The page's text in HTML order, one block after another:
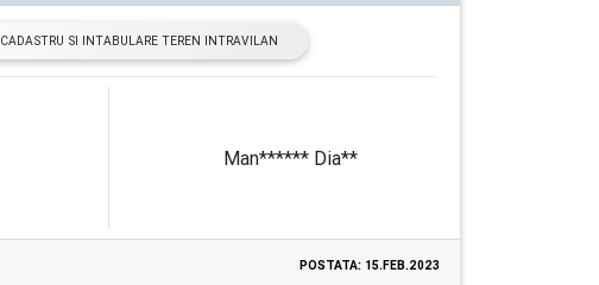
CADASTRU SI INTABULARE TEREN INTRAVILAN
Man****** Dia**
POSTATA: 15.FEB.2023